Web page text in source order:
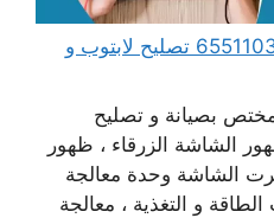
مهندس كمبيوتر الصليبية 65511033 تصليح لابتوب و
بصيانة و تصليح
الشاشة الزرقاء ، ظهور
الشاشة وحدة معالجة
و التغذية ، معالجة